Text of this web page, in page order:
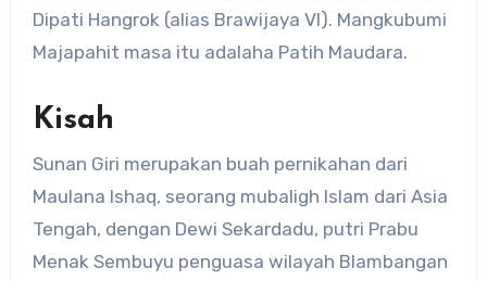
Dipati Hangrok (alias Brawijaya VI). Mangkubumi
Majapahit masa itu adalaha Patih Maudara.
Kisah
Sunan Giri merupakan buah pernikahan dari
Maulana Ishaq, seorang mubaligh Islam dari Asia
Tengah, dengan Dewi Sekardadu, putri Prabu
Menak Sembuyu penguasa wilayah Blambangan